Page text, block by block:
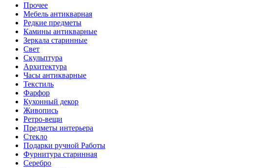
Прочее
Мебель антикварная
Редкие предметы
Камины антикварные
Зеркала старинные
Свет
Скульптура
Архитектура
Часы антикварные
Текстиль
Фарфор
Кухонный декор
Живопись
Ретро-вещи
Предметы интерьера
Стекло
Подарки ручной Работы
Фурнитура старинная
Серебро